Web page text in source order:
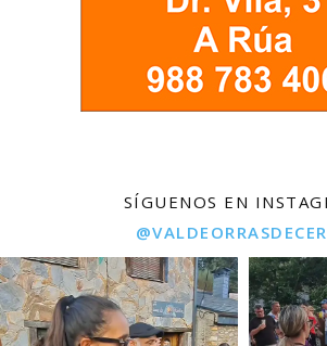
SÍGUENOS EN